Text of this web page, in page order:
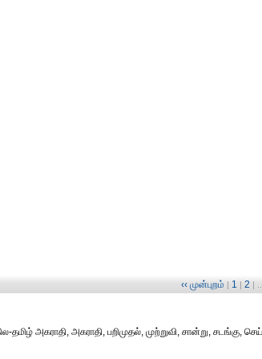
‹‹ முன்புறம் | 1 | 2 |
தமிழ் அகராதி, அகராதி, பறிமுதல், முற்றுவி, சான்று,